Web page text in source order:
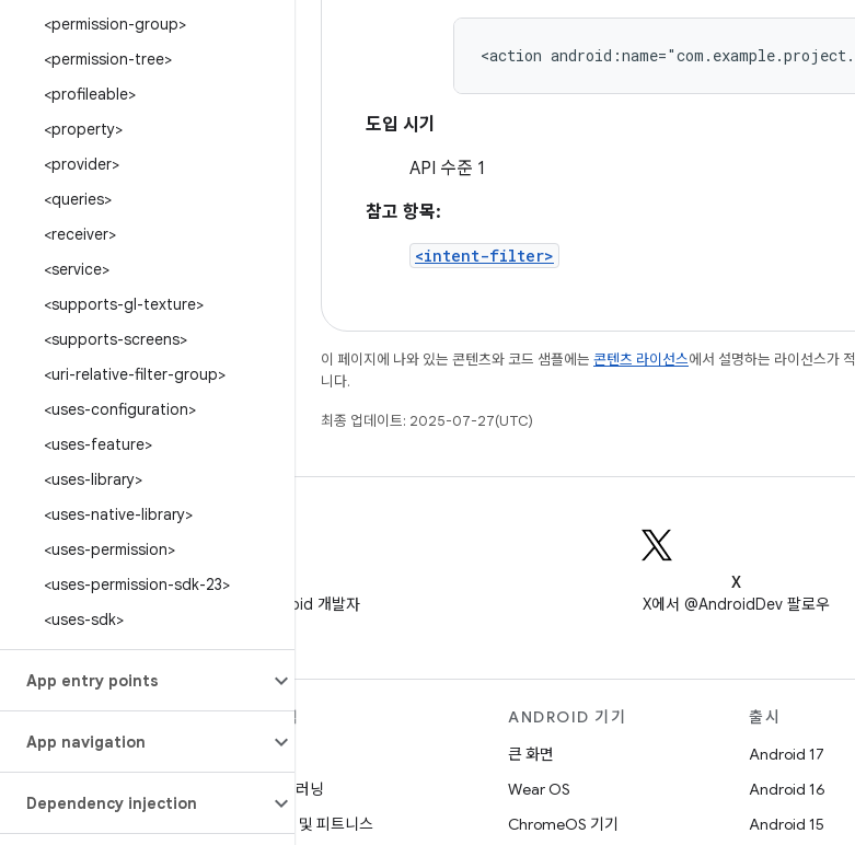
<permission-group>
<permission-tree>
<profileable>
<property>
<provider>
<queries>
<receiver>
<service>
<supports-gl-texture>
<supports-screens>
<uri-relative-filter-group>
<uses-configuration>
<uses-feature>
<uses-library>
<uses-native-library>
<uses-permission>
<uses-permission-sdk-23>
<uses-sdk>
App entry points
App navigation
Dependency injection
<action
도입 시기
API 수준 1
참고 항목:
<intent-filter>
이 페이지에 나와 있는 콘텐츠와 코드 샘플에는 콘텐츠 라이선스에서 설명하는 라이선스가
니다.
최종 업데이트: 2025-07-27(UTC)
WeChat에서 Android 개발자
X
X에서 @AndroidDev 팔로우
ANDROID 자세히 알아보기
Android
탐색
머신러닝
건강 및 피트니스
ANDROID 기기
큰 화면
Wear OS
ChromeOS 기기
출시
Android 17
Android 16
Android 15